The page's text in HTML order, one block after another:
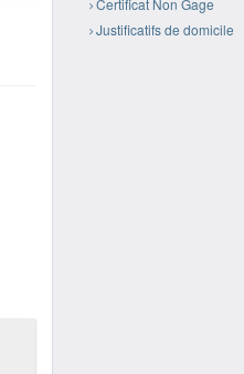
Certificat Non Gage
Justificatifs de domicile